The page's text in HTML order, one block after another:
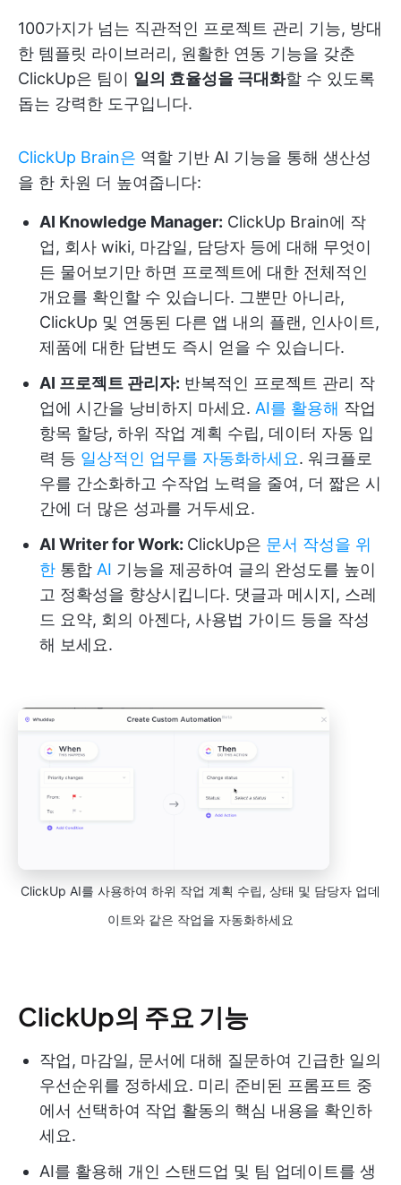
100가지가 넘는 직관적인 프로젝트 관리 기능, 방대
한 템플릿 라이브러리, 원활한 연동 기능을 갖춘
ClickUp은 팀이 일의 효율성을 극대화할 수 있도록
돕는 강력한 도구입니다.
ClickUp Brain은 역할 기반 AI 기능을 통해 생산성
을 한 차원 더 높여줍니다:
AI Knowledge Manager: ClickUp Brain에 작
업, 회사 wiki, 마감일, 담당자 등에 대해 무엇이
든 물어보기만 하면 프로젝트에 대한 전체적인
개요를 확인할 수 있습니다. 그뿐만 아니라,
ClickUp 및 연동된 다른 앱 내의 플랜, 인사이트,
제품에 대한 답변도 즉시 얻을 수 있습니다.
AI 프로젝트 관리자: 반복적인 프로젝트 관리 작
업에 시간을 낭비하지 마세요. AI를 활용해 작업
항목 할당, 하위 작업 계획 수립, 데이터 자동 입
력 등 일상적인 업무를 자동화하세요. 워크플로
우를 간소화하고 수작업 노력을 줄여, 더 짧은 시
간에 더 많은 성과를 거두세요.
AI Writer for Work: ClickUp은 문서 작성을 위
한 통합 AI 기능을 제공하여 글의 완성도를 높이
고 정확성을 향상시킵니다. 댓글과 메시지, 스레
드 요약, 회의 아젠다, 사용법 가이드 등을 작성
해 보세요.
ClickUp AI를 사용하여 하위 작업 계획 수립, 상태 및 담당자 업데
이트와 같은 작업을 자동화하세요
ClickUp의 주요 기능
작업, 마감일, 문서에 대해 질문하여 긴급한 일의
우선순위를 정하세요. 미리 준비된 프롬프트 중
에서 선택하여 작업 활동의 핵심 내용을 확인하
세요.
AI를 활용해 개인 스탠드업 및 팀 업데이트를 생